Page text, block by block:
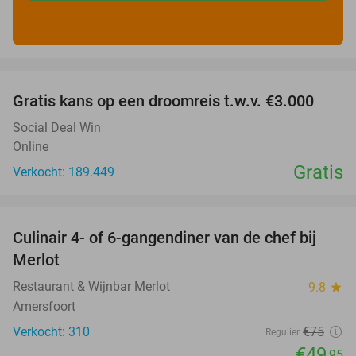
Gratis kans op een droomreis t.w.v. €3.000
Social Deal Win
Online
Verkocht: 189.449
Gratis
33%
Culinair 4- of 6-gangendiner van de chef bij
Merlot
Restaurant & Wijnbar Merlot 9.8 star
Amersfoort
Verkocht: 310
Regulier €75